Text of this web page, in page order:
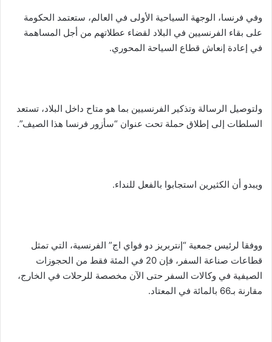
وفي فرنسا، الوجهة السياحية الأولى في العالم، ستعتمد الحكومة
على بقاء الفرنسيين في البلاد لقضاء عطلاتهم من أجل المساهمة
في إعادة إنعاش قطاع السياحة المحوري.
ولتوصيل الرسالة وتذكير الفرنسيين بما هو متاح داخل البلاد، تستعد
السلطات إلى إطلاق حملة تحت عنوان “سأزور فرنسا هذا الصيف”.
ويبدو أن الكثيرين استجابوا بالفعل للنداء.
ووفقا لرئيس جمعية “إنتربريز دو فواي اج” الفرنسية، التي تمثل
قطاعات صناعة السفر، فإن 20 في المئة فقط من الحجوزات
الصيفية في وكالات السفر حتى الآن مخصصة للرحلات في الخارج،
مقارنة بـ66 بالمائة في المعتاد.